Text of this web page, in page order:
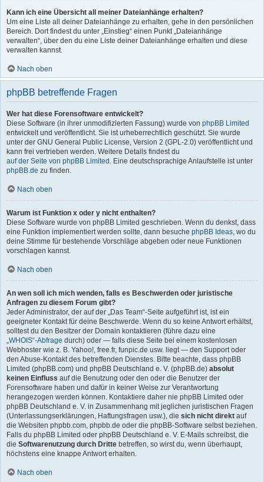
Kann ich eine Übersicht all meiner Dateianhänge erhalten?
Um eine Liste all deiner Dateianhänge zu erhalten, gehe in den persönlichen
Bereich. Dort findest du unter „Einstieg“ einen Punkt „Dateianhänge
verwalten“, über den du eine Liste deiner Dateianhänge erhalten und diese
verwalten kannst.
Nach oben
phpBB betreffende Fragen
Wer hat diese Forensoftware entwickelt?
Diese Software (in ihrer unmodifizierten Fassung) wurde von phpBB Limited
entwickelt und veröffentlicht. Sie ist urheberrechtlich geschützt. Sie wurde
unter der GNU General Public License, Version 2 (GPL-2.0) veröffentlicht und
kann frei vertrieben werden. Weitere Details findest du
auf der Seite von phpBB Limited . Eine deutschsprachige Anlaufstelle ist unter
phpBB.de zu finden.
Nach oben
Warum ist Funktion x oder y nicht enthalten?
Diese Software wurde von phpBB Limited geschrieben. Wenn du denkst, dass
eine Funktion implementiert werden sollte, dann besuche phpBB Ideas, wo du
deine Stimme für bestehende Vorschläge abgeben oder neue Funktionen
vorschlagen kannst.
Nach oben
An wen soll ich mich wenden, falls es Beschwerden oder juristische
Anfragen zu diesem Forum gibt?
Jeder Administrator, der auf der „Das Team“-Seite aufgeführt ist, ist ein
geeigneter Kontakt für deine Beschwerde. Wenn du so keine Antwort erhältst,
solltest du den Besitzer der Domain kontaktieren (führe dazu eine
„WHOIS“-Abfrage durch) oder — falls diese Seite bei einem kostenlosen
Webhoster wie z. B. Yahoo!, free.fr, funpic.de usw. liegt — den Support oder
den Abuse-Kontakt des betreffenden Dienstes. Bitte beachte, dass phpBB
Limited (phpBB.com) und phpBB Deutschland e. V. (phpBB.de) absolut
keinen Einfluss auf die Benutzung oder den oder die Benutzer der
Forensoftware haben und dafür in keiner Weise zur Verantwortung
herangezogen werden können. Kontaktiere daher nie phpBB Limited oder
phpBB Deutschland e. V. in Zusammenhang mit jeglichen juristischen Fragen
(Unterlassungserklärungen, Haftungsfragen usw.), die sich nicht direkt auf
die Websiten phpbb.com, phpbb.de oder die phpBB-Software selbst beziehen.
Falls du phpBB Limited oder phpBB Deutschland e. V. E-Mails schreibst, die
die Softwarenutzung durch Dritte betreffen, so wirst du, wenn überhaupt,
höchstens eine knappe Antwort erhalten.
Nach oben